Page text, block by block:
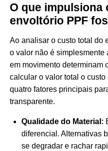
O que impulsiona
envoltório PPF
Ao analisar o custo total do
o valor não é simplesmente
em movimento determinam
calcular o valor total o custo
quatro fatores principais
transparente.
Qualidade do Material:
diferencial. Alternativas
se degradar e rachar